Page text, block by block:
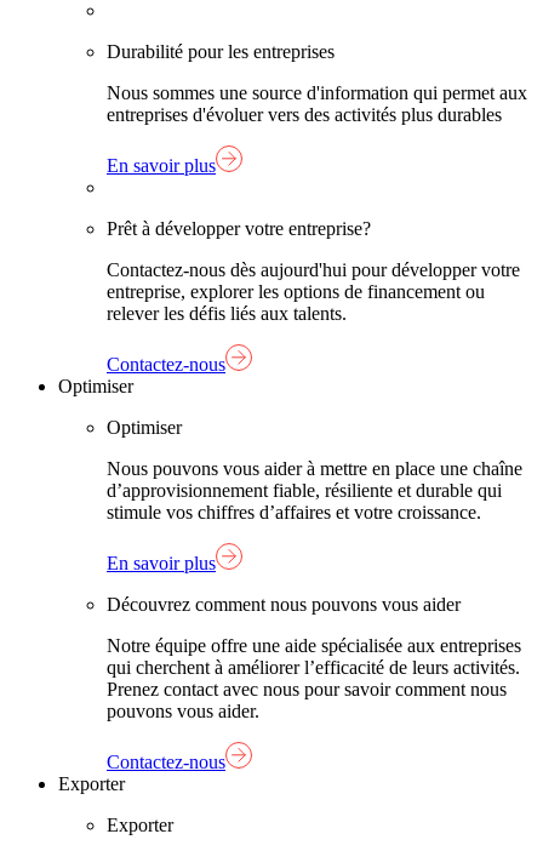
Durabilité pour les entreprises
Nous sommes une source d'information qui permet aux
entreprises d'évoluer vers des activités plus durables
En savoir plus
Prêt à développer votre entreprise?
Contactez-nous dès aujourd'hui pour développer votre
entreprise, explorer les options de financement ou
relever les défis liés aux talents.
Contactez-nous
Optimiser
Optimiser
Nous pouvons vous aider à mettre en place une chaîne
d’approvisionnement fiable, résiliente et durable qui
stimule vos chiffres d’affaires et votre croissance.
En savoir plus
Découvrez comment nous pouvons vous aider
Notre équipe offre une aide spécialisée aux entreprises
qui cherchent à améliorer l’efficacité de leurs activités.
Prenez contact avec nous pour savoir comment nous
pouvons vous aider.
Contactez-nous
Exporter
Exporter